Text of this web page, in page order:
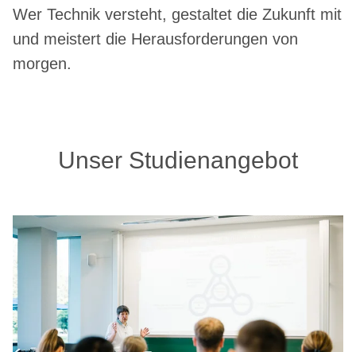
Wer Technik versteht, gestaltet die Zukunft mit
und meistert die Herausforderungen von
morgen.
Unser Studienangebot